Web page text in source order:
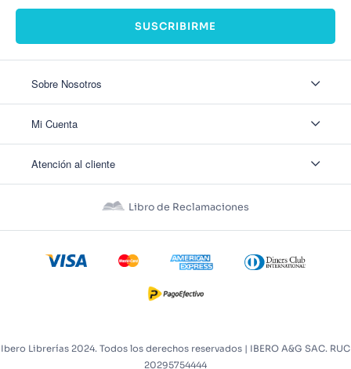
SUSCRIBIRME
Sobre Nosotros
Nuestas tiendas
Mi Cuenta
Ver mis Pedidos
Recuperar Contraseña
Atención al cliente
Políticas de Privacidad
Políticas de Cookies
Términos y Condiciones Promos
Libro de Reclamaciones
Ibero Librerías 2024. Todos los derechos reservados | IBERO A&G SAC. RUC
20295754444